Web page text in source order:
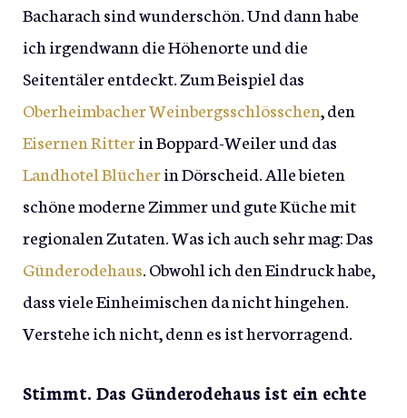
Bacharach sind wunderschön. Und dann habe
ich irgendwann die Höhenorte und die
Seitentäler entdeckt. Zum Beispiel das
Oberheimbacher Weinbergsschlösschen, den
Eisernen Ritterin Boppard-Weiler und das
Landhotel Blücherin Dörscheid. Alle bieten
schöne moderne Zimmer und gute Küche mit
regionalen Zutaten. Was ich auch sehr mag: Das
Günderodehaus. Obwohl ich den Eindruck habe,
dass viele Einheimischen da nicht hingehen.
Verstehe ich nicht, denn es ist hervorragend.
Stimmt. Das Günderodehaus ist ein echte